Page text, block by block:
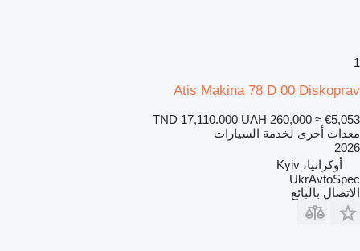
1
Atis Makina 78 D 00 Diskoprav
TND 17,110.000 UAH 260,000 ≈ €5,053
معدات أخرى لخدمة السيارات
2026
أوكرانيا، Kyiv
UkrAvtoSpec
الاتصال بالبائع